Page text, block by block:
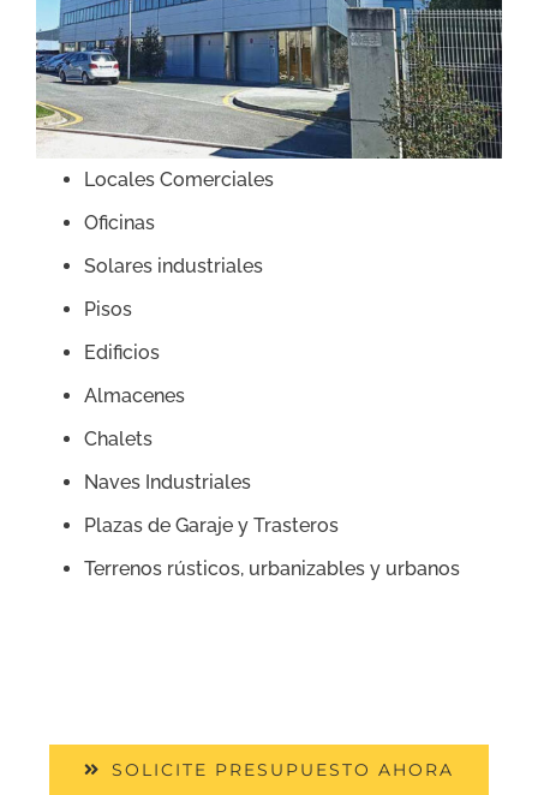
Locales Comerciales
Oficinas
Solares industriales
Pisos
Edificios
Almacenes
Chalets
Naves Industriales
Plazas de Garaje y Trasteros
Terrenos rústicos, urbanizables y urbanos
SOLICITE PRESUPUESTO AHORA